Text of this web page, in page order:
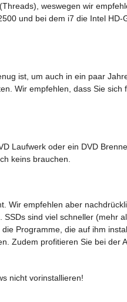
weswegen wir
und bei dem i7 die Intel
ist, um auch in ein paar
Wir empfehlen, dass Sie
Laufwerk oder ein DVD
keins brauchen.
empfehlen aber
sind viel schneller (mehr
Programme, die auf ihm
Zudem profitieren Sie bei der
nicht vorinstallieren!